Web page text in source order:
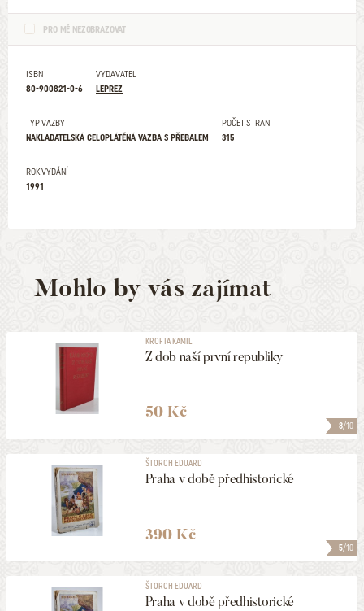
PRO MĚ NEZOBRAZOVAT
ISBN
80-900821-0-6
VYDAVATEL
LEPREZ
TYP VAZBY
NAKLADATELSKÁ CELOPLÁTĚNÁ VAZBA S PŘEBALEM
POČET STRAN
315
ROK VYDÁNÍ
1991
Mohlo by vás zajímat
8/10
KROFTA KAMIL
Z dob naší první republiky
50 Kč
5/10
ŠTORCH EDUARD
Praha v době předhistorické
390 Kč
ŠTORCH EDUARD
Praha v době předhistorické